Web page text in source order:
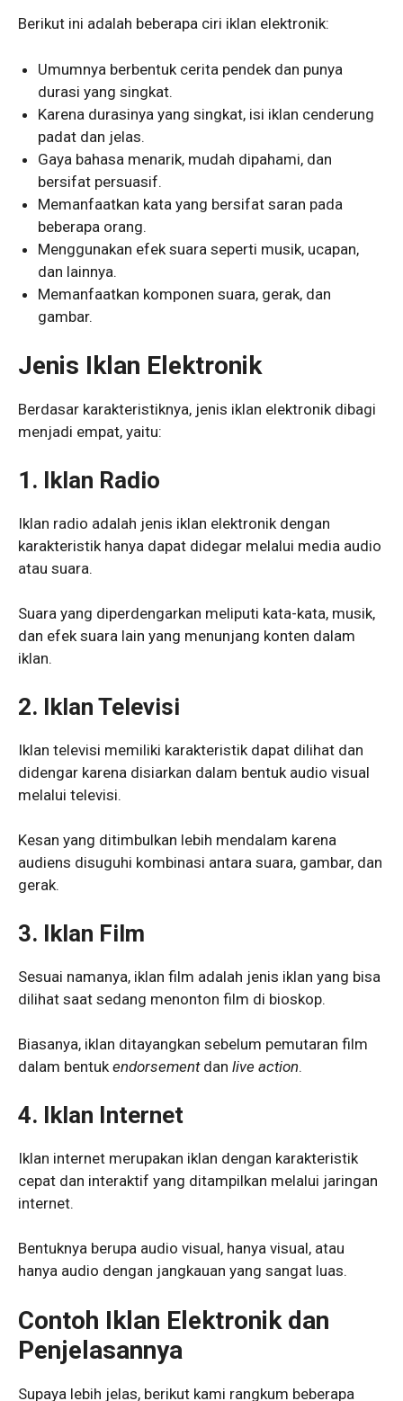
Berikut ini adalah beberapa ciri iklan elektronik:
Umumnya berbentuk cerita pendek dan punya
durasi yang singkat.
Karena durasinya yang singkat, isi iklan cenderung
padat dan jelas.
Gaya bahasa menarik, mudah dipahami, dan
bersifat persuasif.
Memanfaatkan kata yang bersifat saran pada
beberapa orang.
Menggunakan efek suara seperti musik, ucapan,
dan lainnya.
Memanfaatkan komponen suara, gerak, dan
gambar.
Jenis Iklan Elektronik
Berdasar karakteristiknya, jenis iklan elektronik dibagi
menjadi empat, yaitu:
1. Iklan Radio
Iklan radio adalah jenis iklan elektronik dengan
karakteristik hanya dapat didegar melalui media audio
atau suara.
Suara yang diperdengarkan meliputi kata-kata, musik,
dan efek suara lain yang menunjang konten dalam
iklan.
2. Iklan Televisi
Iklan televisi memiliki karakteristik dapat dilihat dan
didengar karena disiarkan dalam bentuk audio visual
melalui televisi.
Kesan yang ditimbulkan lebih mendalam karena
audiens disuguhi kombinasi antara suara, gambar, dan
gerak.
3. Iklan Film
Sesuai namanya, iklan film adalah jenis iklan yang bisa
dilihat saat sedang menonton film di bioskop.
Biasanya, iklan ditayangkan sebelum pemutaran film
dalam bentukendorsementdan live action.
4. Iklan Internet
Iklan internet merupakan iklan dengan karakteristik
cepat dan interaktif yang ditampilkan melalui jaringan
internet.
Bentuknya berupa audio visual, hanya visual, atau
hanya audio dengan jangkauan yang sangat luas.
Contoh Iklan Elektronik dan
Penjelasannya
Supaya lebih jelas, berikut kami rangkum beberapa